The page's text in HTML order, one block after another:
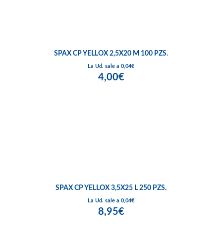
SPAX CP YELLOX 2,5X20 M 100 PZS.
La Ud. sale a 0,04€
4,00€
SPAX CP YELLOX 3,5X25 L 250 PZS.
La Ud. sale a 0,04€
8,95€